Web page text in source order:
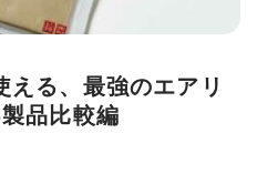
える、最強のエアリ
品比較編